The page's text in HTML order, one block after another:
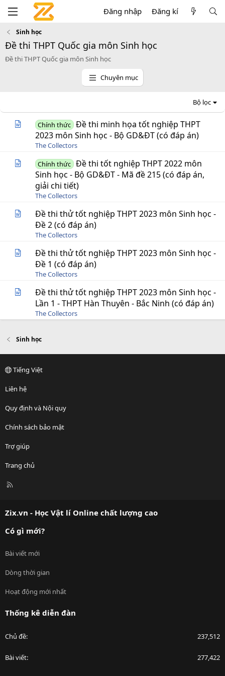
Đăng nhập Đăng kí
Sinh học
Đề thi THPT Quốc gia môn Sinh học
Đề thi THPT Quốc gia môn Sinh học
Chuyên mục
Bộ lọc
Chính thức Đề thi minh họa tốt nghiệp THPT
2023 môn Sinh học - Bộ GD&ĐT (có đáp án)
The Collectors
Chính thức Đề thi tốt nghiệp THPT 2022 môn
Sinh học - Bộ GD&ĐT - Mã đề 215 (có đáp án,
giải chi tiết)
The Collectors
Đề thi thử tốt nghiệp THPT 2023 môn Sinh học -
Đề 2 (có đáp án)
The Collectors
Đề thi thử tốt nghiệp THPT 2023 môn Sinh học -
Đề 1 (có đáp án)
The Collectors
Đề thi thử tốt nghiệp THPT 2023 môn Sinh học -
Lần 1 - THPT Hàn Thuyên - Bắc Ninh (có đáp án)
The Collectors
Sinh học
Tiếng Việt
Liên hệ
Quy định và Nội quy
Chính sách bảo mật
Trợ giúp
Trang chủ
R
Zix.vn - Học Vật lí Online chất lượng cao
Có gì mới?
Bài viết mới
Dòng thời gian
Hoạt động mới nhất
Thống kê diễn đàn
Chủ đề 237,512
Bài viết 277,422